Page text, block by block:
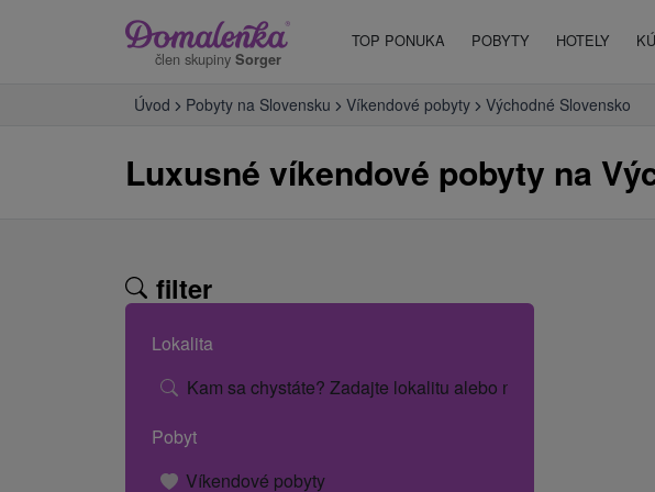
člen skupiny Sorger
TOP PONUKA POBYTY HOTELY
Úvod Pobyty na Slovensku Víkendové pobyty Východné Slovensko
Luxusné víkendové pobyty na
filter
Lokalita
Kam sa chystáte? Zadajte lokalitu alebo názov hotela.
Pobyt
Víkendové pobyty